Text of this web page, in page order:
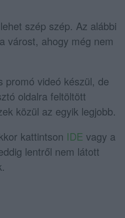
szép szép. Az alábbi
várost, ahogy még nem
promó videó készül, de
oldalra feltöltött
közül az egyik legjobb.
kattintson IDE vagy a
lentről nem látott